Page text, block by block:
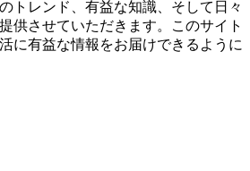
トレンド、有益な知識、そして日々
供させていただきます。このサイト
に有益な情報をお届けできるように